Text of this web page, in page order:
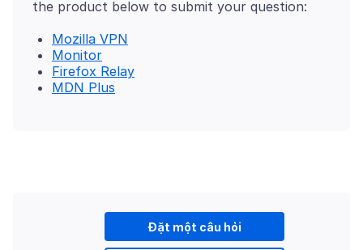
Mozilla VPN
Monitor
Firefox Relay
MDN Plus
Đặt một câu hỏi